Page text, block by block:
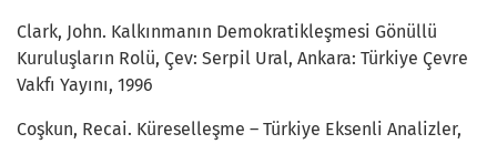
Clark, John. Kalkınmanın Demokratikleşmesi Gönüllü
Kuruluşların Rolü, Çev: Serpil Ural, Ankara: Türkiye Çevre
Vakfı Yayını, 1996
Coşkun, Recai. Küreselleşme – Türkiye Eksenli Analizler,